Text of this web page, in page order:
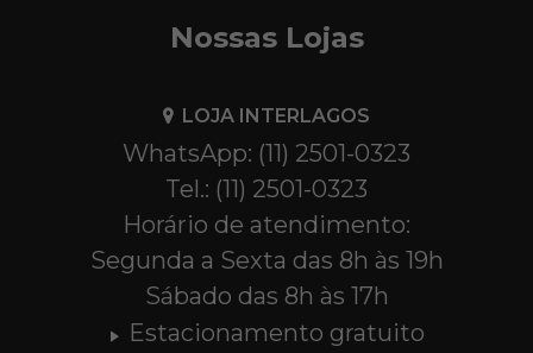
Nossas Lojas
LOJA INTERLAGOS
WhatsApp: (11) 2501-0323
Tel.: (11) 2501-0323
Horário de atendimento:
Segunda a Sexta das 8h às 19h
Sábado das 8h às 17h
Estacionamento gratuito